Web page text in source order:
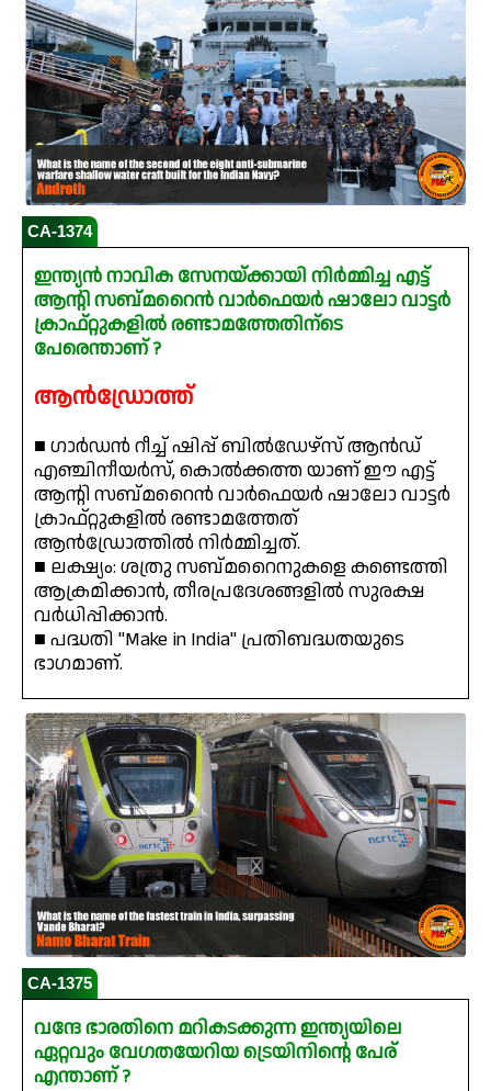
CA-1374
ഇന്ത്യൻ നാവിക സേനയ്ക്കായി നിർമ്മിച്ച എട്ട്
ആന്റി സബ്മറൈൻ വാർഫെയർ ഷാലോ വാട്ടർ
ക്രാഫ്റ്റുകളിൽ രണ്ടാമത്തേതിന്ടെ
പേരെന്താണ് ?
ആൻഡ്രോത്ത്
■ ഗാർഡൻ റീച്ച് ഷിപ്പ് ബിൽഡേഴ്‌സ് ആൻഡ്
എഞ്ചിനീയർസ്, കൊൽക്കത്ത യാണ് ഈ എട്ട്
ആന്റി സബ്മറൈൻ വാർഫെയർ ഷാലോ വാട്ടർ
ക്രാഫ്റ്റുകളിൽ രണ്ടാമത്തേത്
ആൻഡ്രോത്തിൽ നിർമ്മിച്ചത്.
■ ലക്ഷ്യം: ശത്രു സബ്മറൈനുകളെ കണ്ടെത്തി
ആക്രമിക്കാൻ, തീരപ്രദേശങ്ങളിൽ സുരക്ഷ
വർധിപ്പിക്കാൻ.
■ പദ്ധതി "Make in India" പ്രതിബദ്ധതയുടെ
ഭാഗമാണ്.
CA-1375
വന്ദേ ഭാരതിനെ മറികടക്കുന്ന ഇന്ത്യയിലെ
ഏറ്റവും വേഗതയേറിയ ട്രെയിനിന്റെ പേര്
എന്താണ് ?